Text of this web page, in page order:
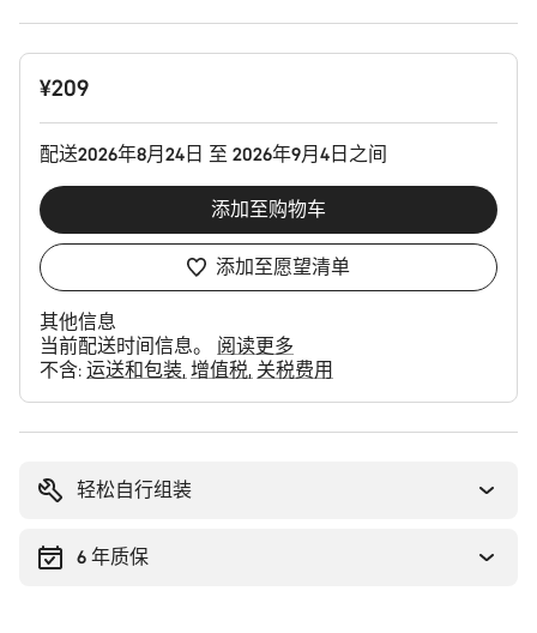
产
¥209
配送2026年8月24日 至 2026年9月4日之间
添加至购物车
添加至愿望清单
其他信息
当前配送时间信息。 阅读更多
不含: 运送和包装 增值税 关税费用
轻松自行组装
6 年质保